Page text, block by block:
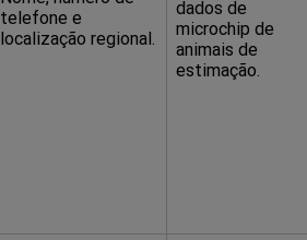
telefone e
localização regional.
dados de
microchip de
animais de
estimação.